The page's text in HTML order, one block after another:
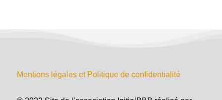
Mentions légales et Politique de confidentialité